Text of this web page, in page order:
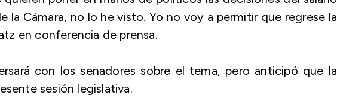
la Cámara, no lo he visto. Yo no voy a permitir que regrese la
en conferencia de prensa.
con los senadores sobre el tema, pero anticipó que la
sesión legislativa.